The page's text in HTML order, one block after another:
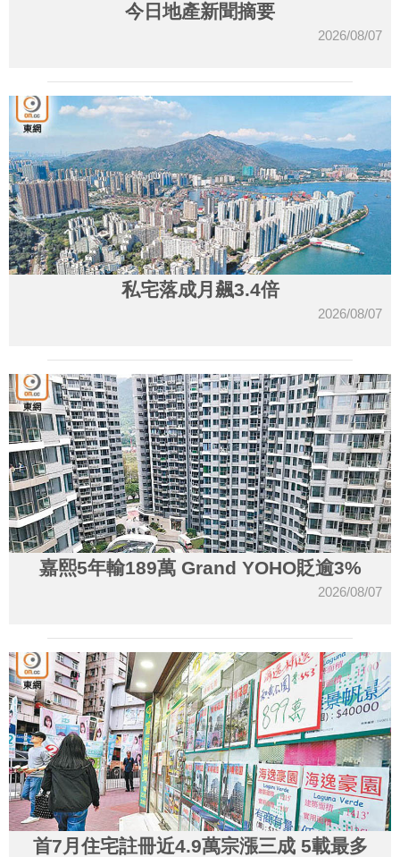
今日地產新聞摘要
2026/08/07
私宅落成月飆3.4倍
2026/08/07
嘉熙5年輸189萬 Grand YOHO貶逾3%
2026/08/07
首7月住宅註冊近4.9萬宗漲三成 5載最多